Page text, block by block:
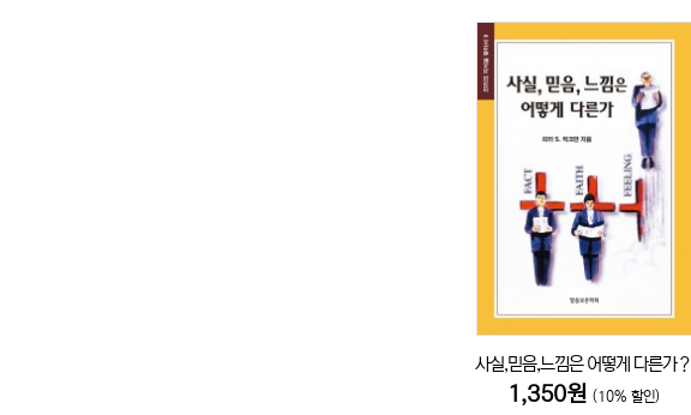
사실,믿음,느낌은 어떻게 다른가？
1,350원(10% 할인)